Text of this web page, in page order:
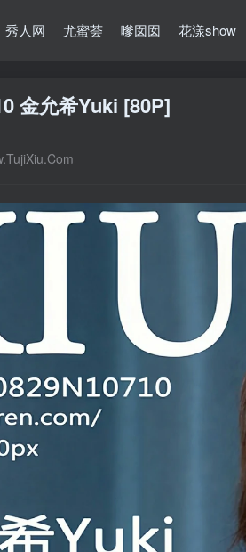
秀人网 尤蜜荟 嗲囡囡 花漾show
金允希Yuki [80P]